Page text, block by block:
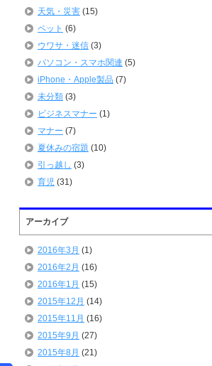
天気・災害 (15)
ペット (6)
ウワサ・迷信 (3)
パソコン・スマホ関連 (5)
iPhone・Apple製品 (7)
未分類 (3)
ビジネスマナー (1)
マナー (7)
夏休みの宿題 (10)
引っ越し (3)
育児 (31)
アーカイブ
2016年3月 (1)
2016年2月 (16)
2016年1月 (15)
2015年12月 (14)
2015年11月 (16)
2015年9月 (27)
2015年8月 (21)